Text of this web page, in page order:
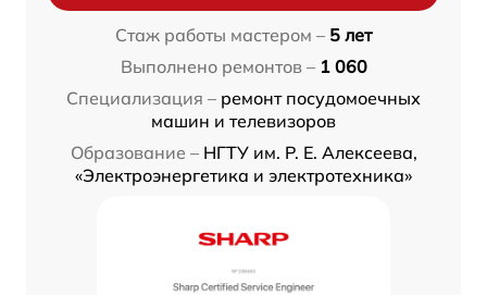
Стаж работы мастером – 5 лет
Выполнено ремонтов – 1 060
Специализация – ремонт посудомоечных
машин и телевизоров
Образование – НГТУ им. Р. Е. Алексеева,
«Электроэнергетика и электротехника»